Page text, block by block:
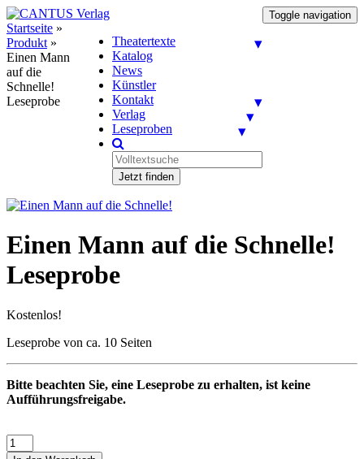
Toggle navigation
Theatertexte
Katalog
News
Künstler
Kontakt
Verlag
Leseproben
Jetzt finden
Startseite »
Produkt »
Einen Mann
auf die
Schnelle!
Leseprobe
Einen Mann auf die Schnelle!
Leseprobe
Kostenlos!
Leseprobe von ca. 10 Seiten
Bitte beachten Sie, eine Leseprobe zu erhalten, ist keine
Aufführungsfreigabe.